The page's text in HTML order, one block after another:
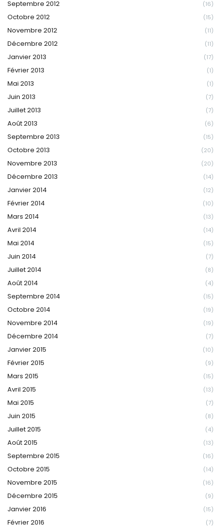
Septembre 2012 (16)
Octobre 2012 (15)
Novembre 2012 (11)
Décembre 2012 (11)
Janvier 2013 (17)
Février 2013 (1)
Mai 2013 (1)
Juin 2013 (7)
Juillet 2013 (7)
Août 2013 (6)
Septembre 2013 (15)
Octobre 2013 (20)
Novembre 2013 (20)
Décembre 2013 (14)
Janvier 2014 (12)
Février 2014 (10)
Mars 2014 (13)
Avril 2014 (14)
Mai 2014 (15)
Juin 2014 (7)
Juillet 2014 (8)
Août 2014 (4)
Septembre 2014 (15)
Octobre 2014 (19)
Novembre 2014 (19)
Décembre 2014 (7)
Janvier 2015 (10)
Février 2015 (9)
Mars 2015 (15)
Avril 2015 (13)
Mai 2015 (7)
Juin 2015 (8)
Juillet 2015 (4)
Août 2015 (13)
Septembre 2015 (16)
Octobre 2015 (14)
Novembre 2015 (16)
Décembre 2015 (9)
Janvier 2016 (15)
Février 2016 (7)